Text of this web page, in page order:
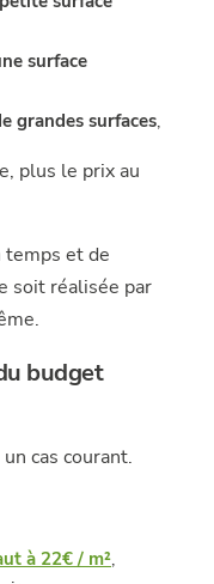
surface
grandes surfaces,
plus le prix au
temps et de
soit réalisée par
budget
cas courant.
à 22€ / m²,